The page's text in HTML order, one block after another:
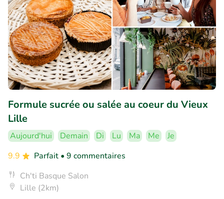
Formule sucrée ou salée au coeur du Vieux
Lille
Aujourd'hui Demain Di Lu Ma Me
Je
9.9
Parfait • 9 commentaires
Ch'ti Basque Salon
Lille (2km)